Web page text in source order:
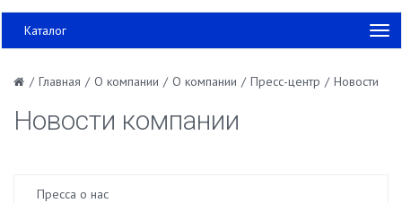
Каталог
/ Главная / О компании / О компании / Пресс-центр / Новости
Новости компании
Пресса о нас